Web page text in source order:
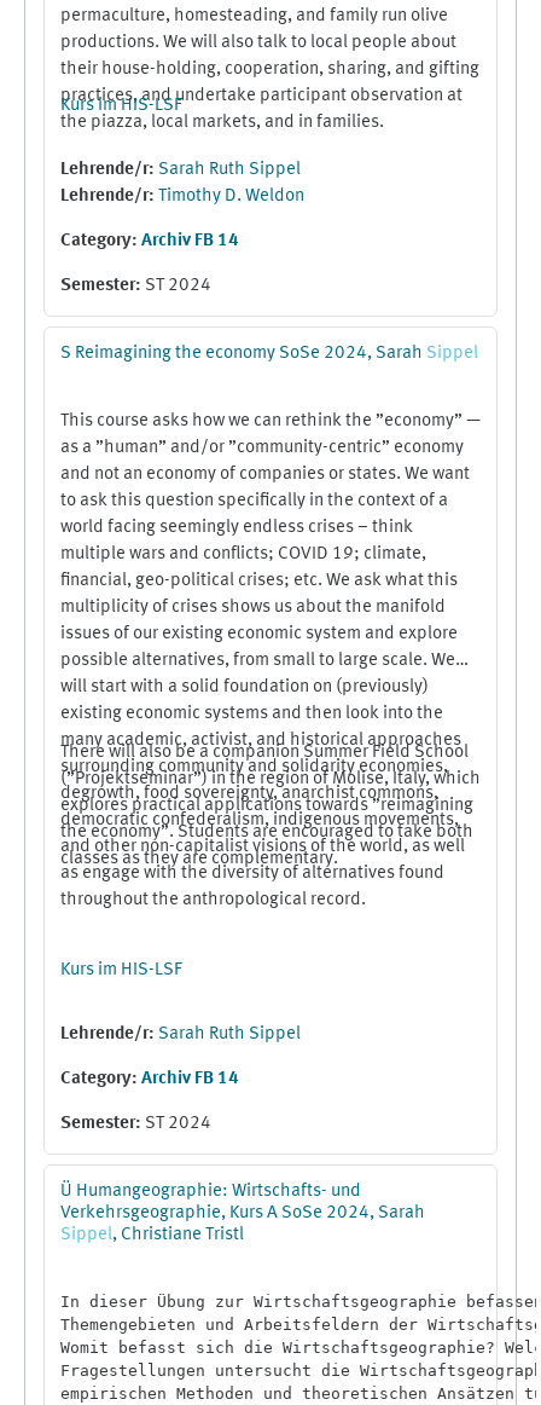
permaculture, homesteading, and family run olive
productions. We will also talk to local people about
their house-holding, cooperation, sharing, and gifting
practices, and undertake participant observation at
the piazza, local markets, and in families.
Kurs im HIS-LSF
Lehrende/r: Sarah Ruth Sippel
Lehrende/r: Timothy D. Weldon
Category: Archiv FB 14
Semester: ST 2024
S Reimagining the economy SoSe 2024, Sarah Sippel
This course asks how we can rethink the ”economy” —
as a ”human” and/or ”community-centric” economy
and not an economy of companies or states. We want
to ask this question specifically in the context of a
world facing seemingly endless crises – think
multiple wars and conflicts; COVID 19; climate,
financial, geo-political crises; etc. We ask what this
multiplicity of crises shows us about the manifold
issues of our existing economic system and explore
possible alternatives, from small to large scale. We
will start with a solid foundation on (previously)
existing economic systems and then look into the
many academic, activist, and historical approaches
surrounding community and solidarity economies,
degrowth, food sovereignty, anarchist commons,
democratic confederalism, indigenous movements,
and other non-capitalist visions of the world, as well
as engage with the diversity of alternatives found
throughout the anthropological record.
There will also be a companion Summer Field School
(”Projektseminar”) in the region of Molise, Italy, which
explores practical applications towards ”reimagining
the economy”. Students are encouraged to take both
classes as they are complementary.
Kurs im HIS-LSF
Lehrende/r: Sarah Ruth Sippel
Category: Archiv FB 14
Semester: ST 2024
Ü Humangeographie: Wirtschafts- und
Verkehrsgeographie, Kurs A SoSe 2024, Sarah
Sippel, Christiane Tristl
In dieser Übung zur Wirtschaftsgeographie
Themengebieten und Arbeitsfeldern der
Womit befasst sich die Wirtschaftsgeographie?
Fragestellungen untersucht die
empirischen Methoden und theoretischen